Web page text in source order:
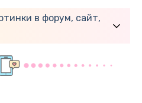
в форум, сайт,